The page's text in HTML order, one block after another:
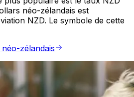
néo-zélandais est
NZD. Le symbole de cette
zélandais